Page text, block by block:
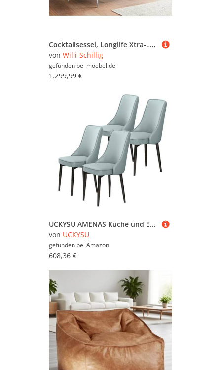
Cocktailsessel, Longlife Xtra-Leder Z59, Braun, 84×78×84 cm, Metallfüße, Modern, W.SCHILLIG
von Willi-Schillig
gefunden bei moebel.de
1.299,99 €
UCKYSU AMENAS Küche und Esszimmer Stühle Esszimmermöbelstühle 4er Set Wasserdichter Loungesessel PU Leder Mit Füßen Kohlenstoffstahl Wohnzimmer Und Küche(Light Blue)
von UCKYSU
gefunden bei Amazon
608,36 €